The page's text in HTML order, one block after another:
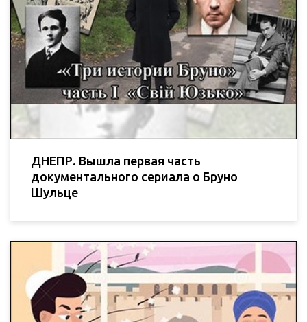
ДНЕПР. Вышла первая часть
документального сериала о Бруно
Шульце